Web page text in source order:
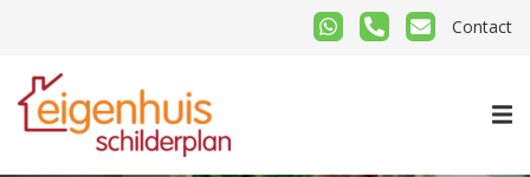
Contact